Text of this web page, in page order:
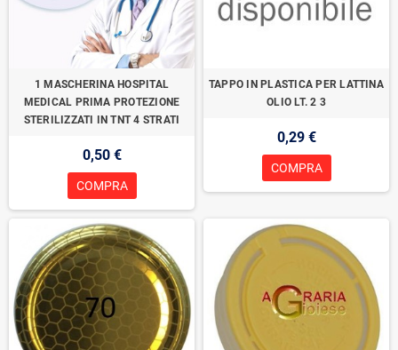
1 MASCHERINA HOSPITAL
MEDICAL PRIMA PROTEZIONE
STERILIZZATI IN TNT 4 STRATI
0,50 €
COMPRA
TAPPO IN PLASTICA PER LATTINA
OLIO LT. 2 3
0,29 €
COMPRA